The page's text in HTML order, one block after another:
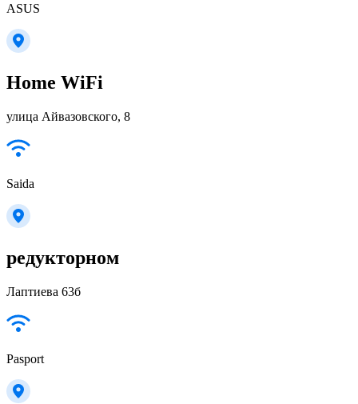
ASUS
Home WiFi
улица Айвазовского, 8
Saida
редукторном
Лаптиева 63б
Pasport